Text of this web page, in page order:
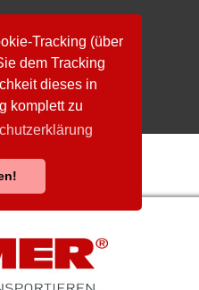
Tracking (über
dem Tracking
dieses in
komplett zu